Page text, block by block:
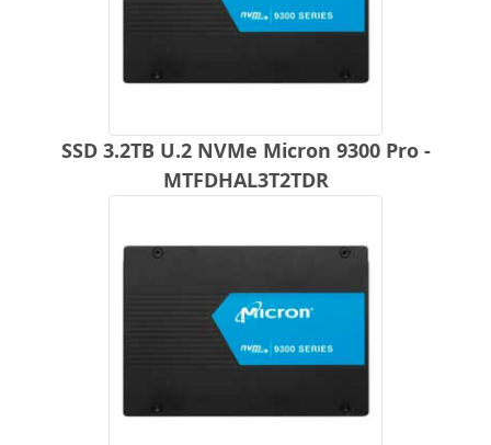
SSD 3.2TB U.2 NVMe Micron 9300 Pro -
MTFDHAL3T2TDR